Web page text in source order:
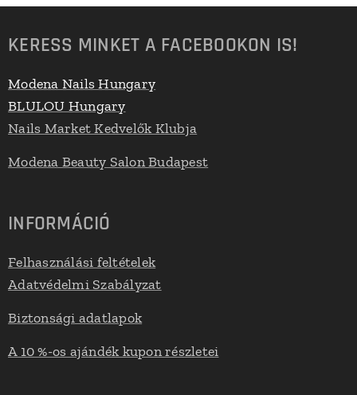
KERESS MINKET A FACEBOOKON IS!
Modena Nails Hungary
BLULOU Hungary
Nails Market Kedvelők Klubja
Modena Beauty Salon Budapest
INFORMÁCIÓ
Felhasználási feltételek
Adatvédelmi Szabályzat
Biztonsági adatlapok
A 10 %-os ajándék kupon részletei